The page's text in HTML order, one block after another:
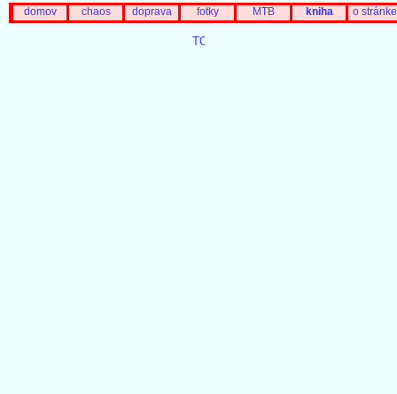
domov chaos doprava fotky MTB kniha o stránke